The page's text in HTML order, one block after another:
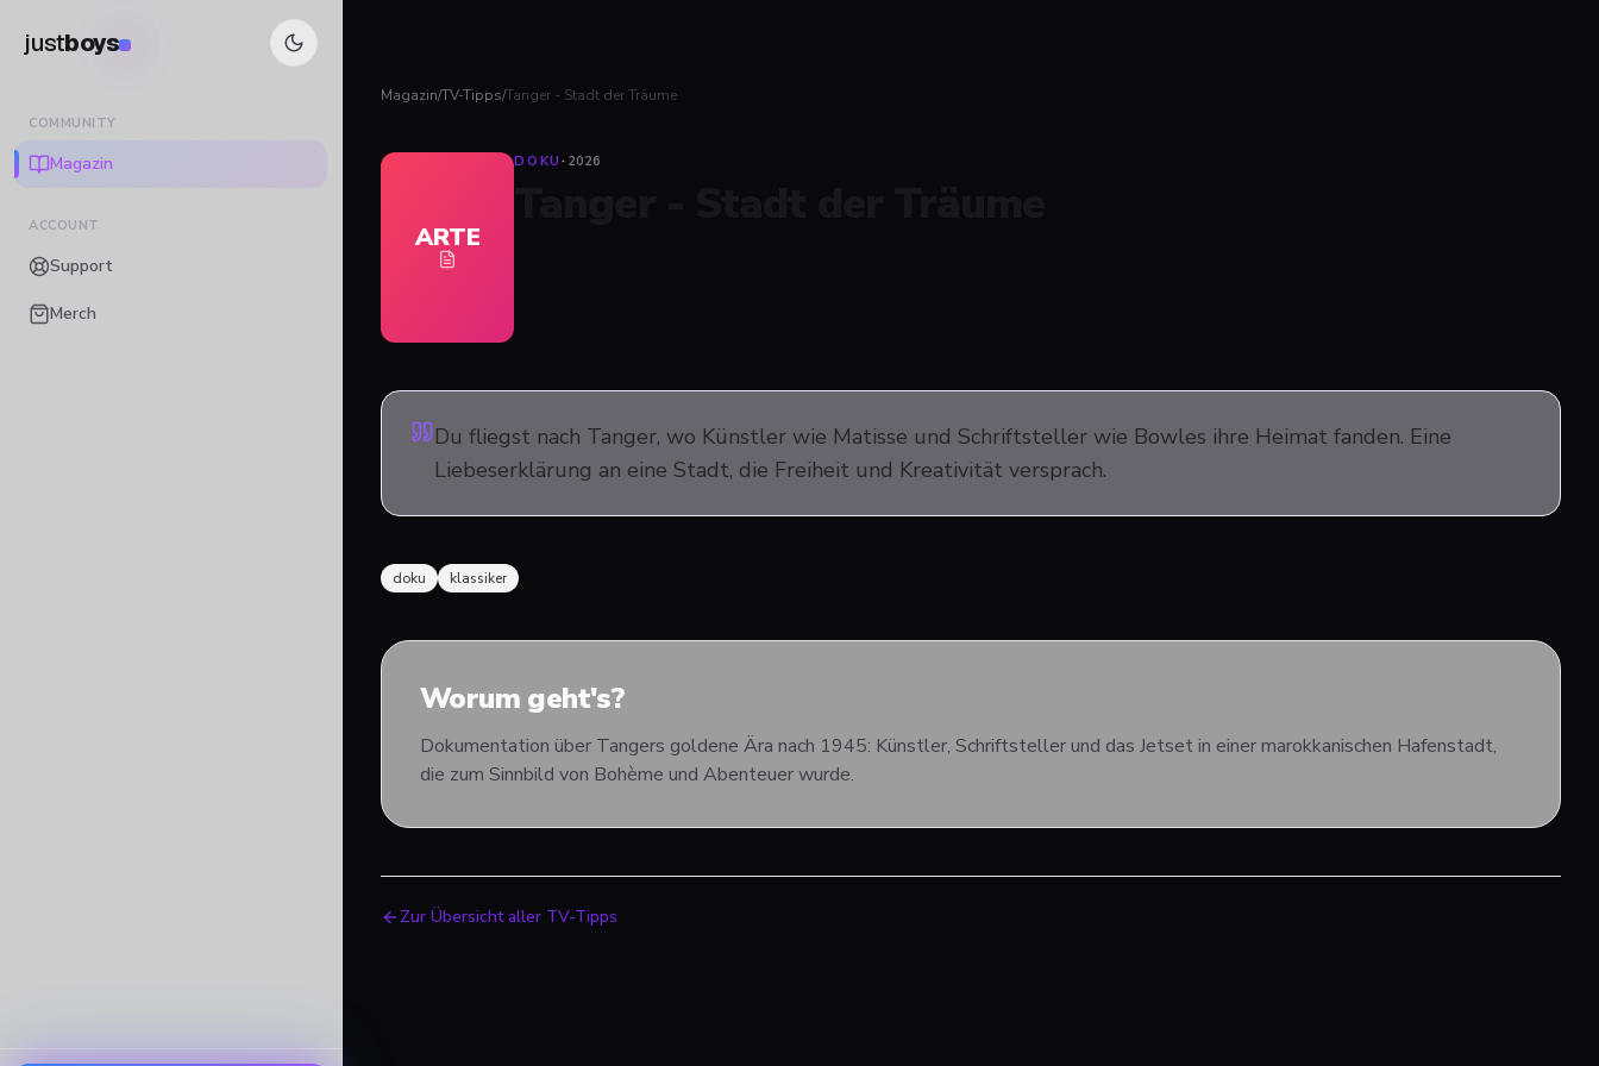
justboys
COMMUNITY
Magazin
ACCOUNT
Support
Merch
Magazin/TV-Tipps/Tanger - Stadt der Träume
ARTE
DOKU· 2026
Du fliegst nach Tanger, wo Künstler wie Matisse und Schriftsteller wie Bowles ihre Heimat fanden. Eine
Liebeserklärung an eine Stadt, die Freiheit und Kreativität versprach.
doku klassiker
Worum geht's?
Dokumentation über Tangers goldene Ära nach 1945: Künstler, Schriftsteller und das Jetset in einer marokkanischen Hafenstadt,
die zum Sinnbild von Bohème und Abenteuer wurde.
Zur Übersicht aller TV-Tipps